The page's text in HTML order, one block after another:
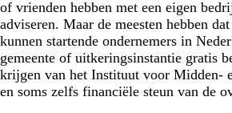
of vrienden hebben met een eigen
adviseren. Maar de meesten hebben
kunnen startende ondernemers in
gemeente of uitkeringsinstantie gratis
krijgen van het Instituut voor
en soms zelfs financiële steun van de